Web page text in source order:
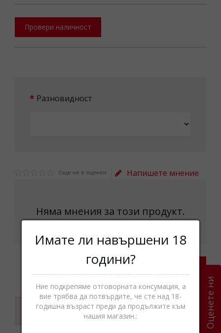
Провери наличност
Разновидност
Още не е оценен Напишете мнение
Няма мнения за този продукт.
Характеристики Оценете ни
Имате ли навършени 18
години?
Ние подкрепяме отговорната консумация, а
вие трябва да потвърдите, че сте над 18-
годишна възраст преди да продължите към
нашия магазин.: